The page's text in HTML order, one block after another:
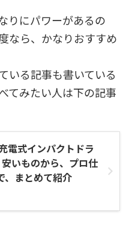
りにパワーがあるの
なら、かなりおすすめ
いる記事も書いている
てみたい人は下の記事
電式インパクトドラ
いものから、プロ仕
、まとめて紹介